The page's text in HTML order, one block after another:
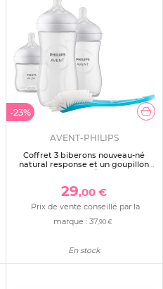
-23%
AVENT-PHILIPS
Coffret 3 biberons nouveau-né
natural response et un goupillon
29,00 €
Prix de vente conseillé par la
marque : 37,90 €
En stock